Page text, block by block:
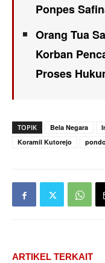
Ponpes
Orang Tua
Korban
Proses
TOPIK Bela Negara
Koramil Kutorejo
ARTIKEL TERKAIT